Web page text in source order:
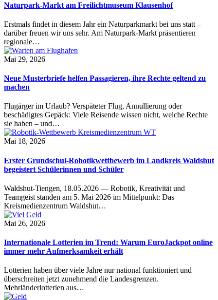
Naturpark-Markt am Freilichtmuseum Klausenhof
Erstmals findet in diesem Jahr ein Naturparkmarkt bei uns statt –
darüber freuen wir uns sehr. Am Naturpark-Markt präsentieren
regionale…
Mai 29, 2026
Neue Musterbriefe helfen Passagieren, ihre Rechte geltend zu
machen
Flugärger im Urlaub? Verspäteter Flug, Annullierung oder
beschädigtes Gepäck: Viele Reisende wissen nicht, welche Rechte
sie haben – und…
Mai 18, 2026
Erster Grundschul-Robotikwettbewerb im Landkreis Waldshut
begeistert Schülerinnen und Schüler
Waldshut-Tiengen, 18.05.2026 — Robotik, Kreativität und
Teamgeist standen am 5. Mai 2026 im Mittelpunkt: Das
Kreismedienzentrum Waldshut…
Mai 26, 2026
Internationale Lotterien im Trend: Warum EuroJackpot online
immer mehr Aufmerksamkeit erhält
Lotterien haben über viele Jahre nur national funktioniert und
überschreiten jetzt zunehmend die Landesgrenzen.
Mehrländerlotterien aus…